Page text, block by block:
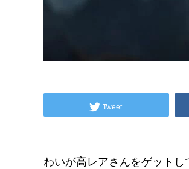
Tweet
わいが高レアさんをゲットし